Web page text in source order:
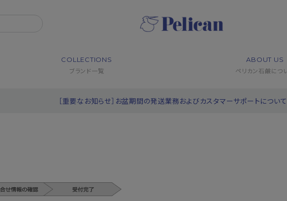
COLLECTIONS
ブランド一覧
ABOUT US
ペリカン石鹸につ
［重要なお知らせ］お盆期間の発送業務およびカスタマーサポートについて